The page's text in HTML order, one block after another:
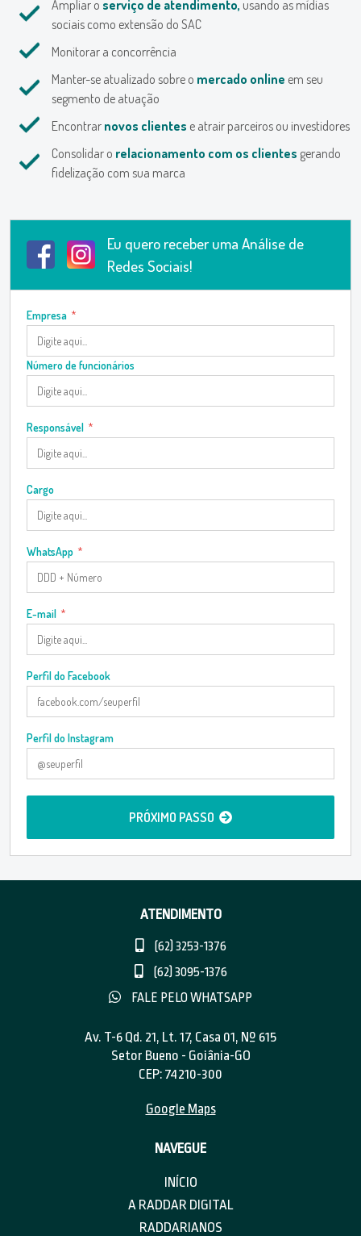
As demais redes sociais como Linkedin, Tik Tok, Pinterest e Snapchat
também possuem seus próprios gerenciadores de negócios, sendo
possível anunciar por suas contas premium.
Ampliar o serviço de atendimento, usando as mídias
sociais como extensão do SAC
Monitorar a concorrência
Manter-se atualizado sobre o mercado online em seu
segmento de atuação
Encontrar novos clientes e atrair parceiros ou investidores
Consolidar o relacionamento com os clientes gerando
fidelização com sua marca
Eu quero receber uma Análise de
Redes Sociais!
Empresa *
Número de funcionários
Responsável *
Cargo
WhatsApp *
E-mail *
Perfil do Facebook
Perfil do Instagram
PRÓXIMO PASSO
ATENDIMENTO
(62) 3253-1376
(62) 3095-1376
FALE PELO WHATSAPP
Av. T-6 Qd. 21, Lt. 17, Casa 01, Nº 615
Setor Bueno - Goiânia-GO
CEP: 74210-300
Google Maps
NAVEGUE
INÍCIO
A RADDAR DIGITAL
RADDARIANOS